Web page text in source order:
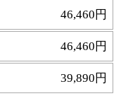
46,460円
46,460円
39,890円